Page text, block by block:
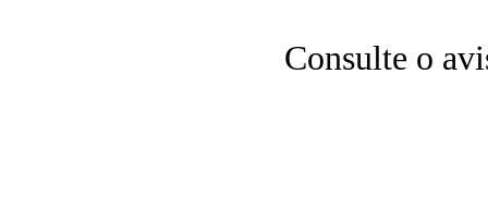
Consulte o